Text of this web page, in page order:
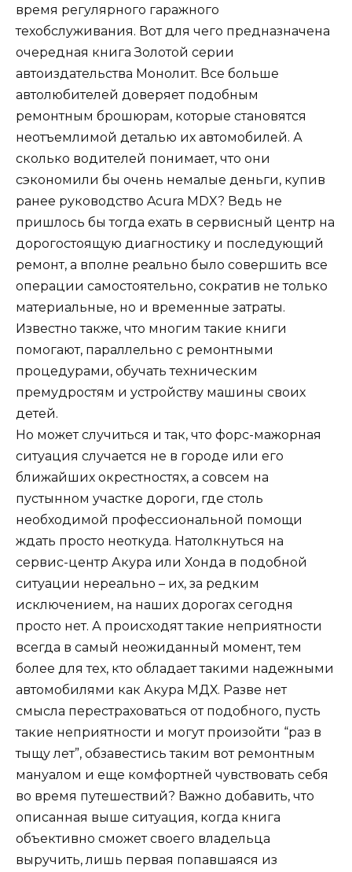
время регулярного гаражного
техобслуживания. Вот для чего предназначена
очередная книга Золотой серии
автоиздательства Монолит. Все больше
автолюбителей доверяет подобным
ремонтным брошюрам, которые становятся
неотъемлимой деталью их автомобилей. А
сколько водителей понимает, что они
сэкономили бы очень немалые деньги, купив
ранее руководство Acura MDX? Ведь не
пришлось бы тогда ехать в сервисный центр на
дорогостоящую диагностику и последующий
ремонт, а вполне реально было совершить все
операции самостоятельно, сократив не только
материальные, но и временные затраты.
Известно также, что многим такие книги
помогают, параллельно с ремонтными
процедурами, обучать техническим
премудростям и устройству машины своих
детей.
Но может случиться и так, что форс-мажорная
ситуация случается не в городе или его
ближайших окрестностях, а совсем на
пустынном участке дороги, где столь
необходимой профессиональной помощи
ждать просто неоткуда. Натолкнуться на
сервис-центр Акура или Хонда в подобной
ситуации нереально – их, за редким
исключением, на наших дорогах сегодня
просто нет. А происходят такие неприятности
всегда в самый неожиданный момент, тем
более для тех, кто обладает такими надежными
автомобилями как Акура МДХ. Разве нет
смысла перестраховаться от подобного, пусть
такие неприятности и могут произойти “раз в
тыщу лет”, обзавестись таким вот ремонтным
мануалом и еще комфортней чувствовать себя
во время путешествий? Важно добавить, что
описанная выше ситуация, когда книга
объективно сможет своего владельца
выручить, лишь первая попавшаяся из